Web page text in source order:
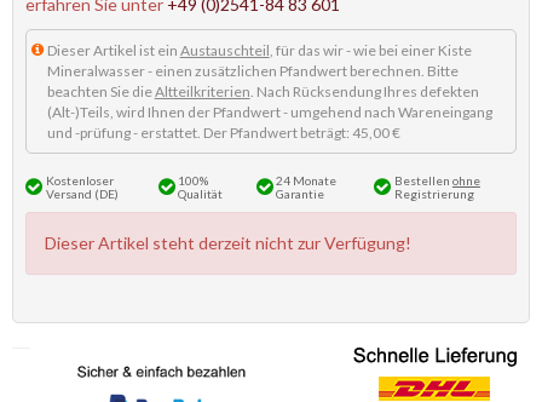
Dieser Artikel ist ein Austauschteil, für das wir - wie bei einer Kiste
Mineralwasser - einen zusätzlichen Pfandwert berechnen. Bitte
beachten Sie dieAltteilkriterien. Nach Rücksendung Ihres defekten
(Alt-)Teils, wird Ihnen der Pfandwert - umgehend nach Wareneingang
und -prüfung - erstattet. Der Pfandwert beträgt: 45,00 €
Kostenloser
Versand (DE)
100%
Qualität
24 Monate
Garantie
Bestellen ohne
Registrierung
Dieser Artikel steht derzeit nicht zur Verfügung!